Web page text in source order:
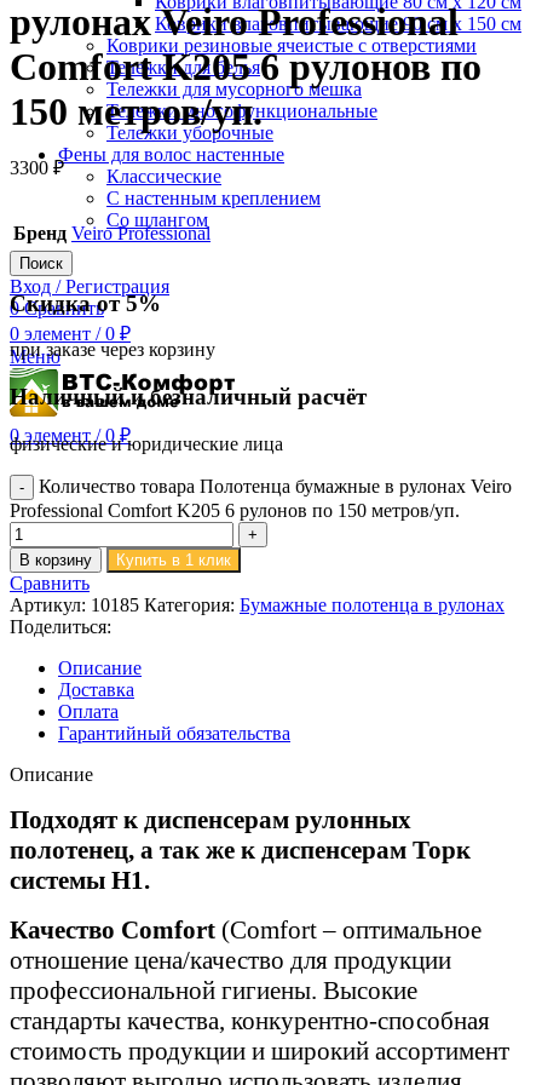
Коврики влаговпитывающие 90 см х 150 см
Коврики резиновые ячеистые с отверстиями
Тележки для белья
Тележки для мусорного мешка
Тележки многофункциональные
Тележки уборочные
Фены для волос настенные
Классические
С настенным креплением
Со шлангом
Поиск
Вход / Регистрация
0 Сравнить
0 элемент / 0 ₽
Меню
0 элемент / 0 ₽
рулонах Veiro Professional
Comfort K205 6 рулонов по
150 метров/уп.
3300 ₽
Бренд Veiro Professional
Скидка от 5%
при заказе через корзину
Наличный и безналичный расчёт
физические и юридические лица
Количество товара Полотенца бумажные в рулонах Veiro
Professional Comfort K205 6 рулонов по 150 метров/уп.
В корзину Купить в 1 клик
Сравнить
Артикул: 10185 Категория: Бумажные полотенца в рулонах
Поделиться:
Описание
Доставка
Оплата
Гарантийный обязательства
Описание
Подходят к диспенсерам рулонных
полотенец, а так же к диспенсерам Торк
системы H1.
Качество Comfort (Comfort – оптимальное
отношение цена/качество для продукции
профессиональной гигиены. Высокие
стандарты качества, конкурентно-способная
стоимость продукции и широкий ассортимент